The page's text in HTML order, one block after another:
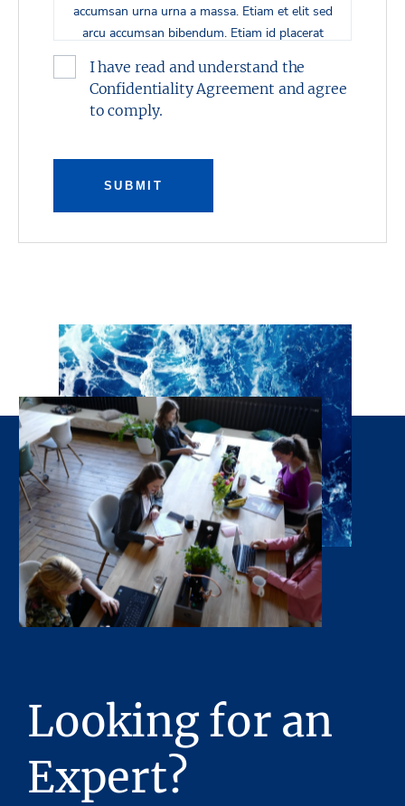
accumsan urna urna a massa. Etiam et elit sed
arcu accumsan bibendum. Etiam id placerat
Nullam auctor quam non mauris pulvinar
pharetra.
orci pulvinar sodales euismod ut neque. Morbi
nec massa lobortis, porta nulla in, ultricies
Suspendisse bibendum urna ac est iaculis
congue. Quisque rhoncus justo porta
malesuada sodales. Donec at consequat mi, id
iaculis justo. Proin sed urna eget magna
rhoncus vehicula vitae ut quam. Aliquam at
tellus in risus pulvinar feugiat a vel neque.
Aenean velit arcu, laoreet ut erat at, vulputate
porta elit. Maecenas ac mi hendrerit, placerat
neque in, porta nibh. Morbi vel nulla
ullamcorper ante accumsan aliquam. Aliquam
vel leo sagittis, dignissim ex eu, dignissim
sapien. Sed tristique dignissim lacus, eget
aliquet ante sodales et. Etiam consectetur
consectetur elit ipsum ut risus. Nullam sit
amet lorem quis nulla pretium interdum.
Fusce id dapibus ipsum, eu vehicula dolor.
Morbi porta tristique vestibulum.
I have read and understand the
Confidentiality Agreement and agree
to comply.
SUBMIT
Looking for an
Expert?